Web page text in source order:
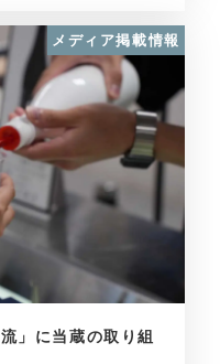
メディア掲載情報
」に当蔵の取り組